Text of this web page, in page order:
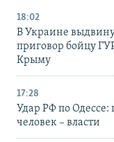
18:02
В Украине
приговор бойцу
Крыму
17:28
Удар РФ по Одессе:
человек – власти